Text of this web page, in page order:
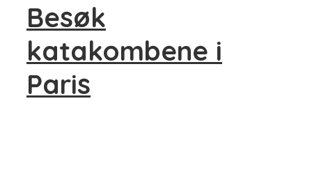
Besøk
katakombene i
Paris